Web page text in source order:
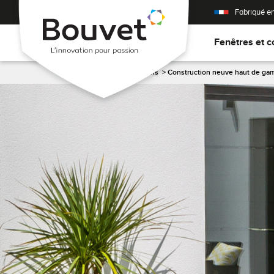
Fabriqué
Fenêtres et
Nos réalisations > Construction neuve haut de